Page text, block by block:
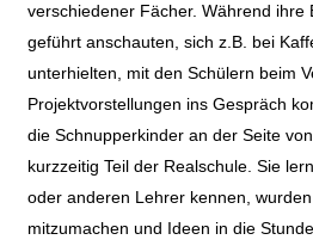
verschiedener Fächer. Während ihre
geführt anschauten, sich z.B. bei
unterhielten, mit den Schülern beim
Projektvorstellungen ins Gespräch
die Schnupperkinder an der Seite
kurzzeitig Teil der Realschule. Sie
oder anderen Lehrer kennen,
mitzumachen und Ideen in die